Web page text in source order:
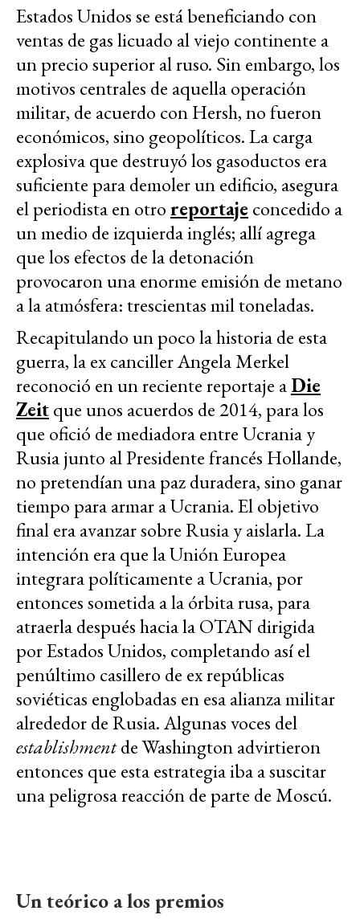
Estados Unidos se está beneficiando con
ventas de gas licuado al viejo continente a
un precio superior al ruso. Sin embargo, los
motivos centrales de aquella operación
militar, de acuerdo con Hersh, no fueron
económicos, sino geopolíticos. La carga
explosiva que destruyó los gasoductos era
suficiente para demoler un edificio, asegura
el periodista en otroreportaje concedido a
un medio de izquierda inglés; allí agrega
que los efectos de la detonación
provocaron una enorme emisión de metano
a la atmósfera: trescientas mil toneladas.
Recapitulando un poco la historia de esta
guerra, la ex canciller Angela Merkel
reconoció en un reciente reportaje aDie
Zeitque unos acuerdos de 2014, para los
que ofició de mediadora entre Ucrania y
Rusia junto al Presidente francés Hollande,
no pretendían una paz duradera, sino ganar
tiempo para armar a Ucrania. El objetivo
final era avanzar sobre Rusia y aislarla. La
intención era que la Unión Europea
integrara políticamente a Ucrania, por
entonces sometida a la órbita rusa, para
atraerla después hacia la OTAN dirigida
por Estados Unidos, completando así el
penúltimo casillero de ex repúblicas
soviéticas englobadas en esa alianza militar
alrededor de Rusia. Algunas voces del
establishmentde Washington advirtieron
entonces que esta estrategia iba a suscitar
una peligrosa reacción de parte de Moscú.
Un teórico a los premios